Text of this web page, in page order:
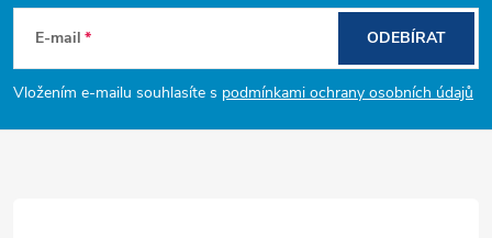
p
a
E-mail
Vložením e-mailu souhlasíte s podmínkami ochrany osobních údajů
ODEBÍRAT